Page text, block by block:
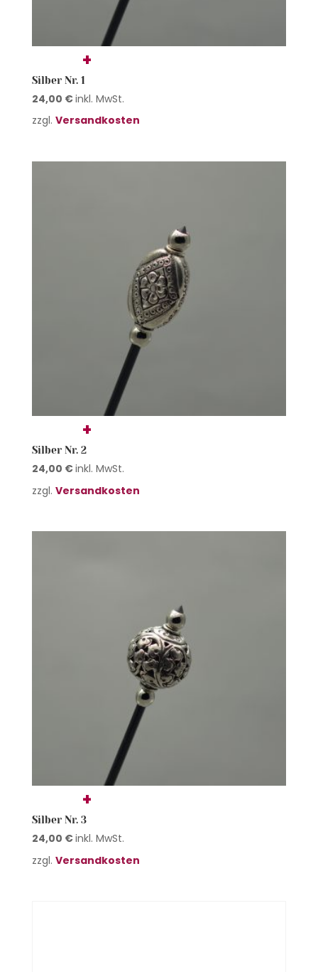
Silber Nr. 1
24,00 €inkl. MwSt.
zzgl. Versandkosten
Silber Nr. 2
24,00 €inkl. MwSt.
zzgl. Versandkosten
Silber Nr. 3
24,00 €inkl. MwSt.
zzgl. Versandkosten